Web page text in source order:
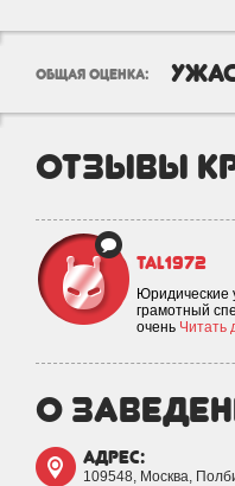
общая оценка:
отзывы
tal1972
Юридические
грамотный
очень Читать
о
адрес:
109548, Москва,